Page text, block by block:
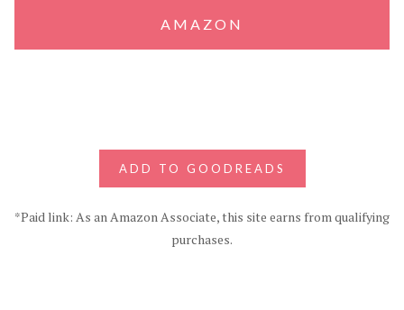
AMAZON
ADD TO GOODREADS
*Paid link: As an Amazon Associate, this site earns from qualifying
purchases.